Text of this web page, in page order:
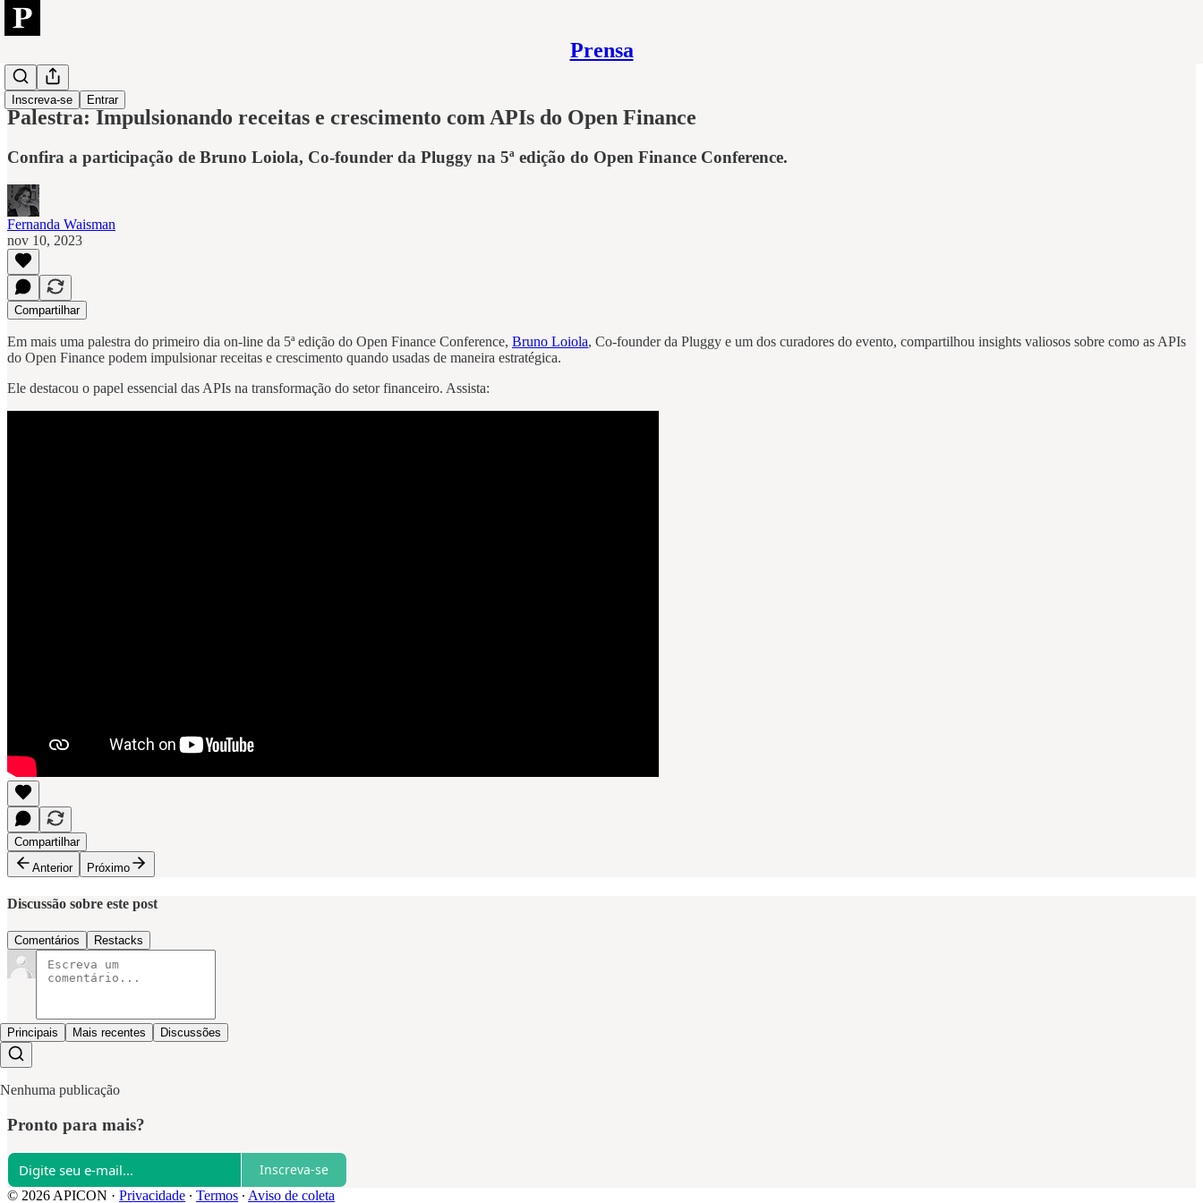
Prensa
Inscreva-se Entrar
Open
Palestra: Impulsionando receitas e crescimento com APIs do Open Finance
Confira a participação de Bruno Loiola, Co-founder da Pluggy na 5ª edição do Open Finance Conference.
Fernanda Waisman
nov 10, 2023
Compartilhar
Em mais uma palestra do primeiro dia on-line da 5ª edição do Open Finance Conference, Bruno Loiola, Co-founder da Pluggy e um dos curadores do evento, compartilhou insights valiosos sobre como as APIs
do Open Finance podem impulsionar receitas e crescimento quando usadas de maneira estratégica.
Ele destacou o papel essencial das APIs na transformação do setor financeiro. Assista:
Compartilhar
Anterior
Próximo
Discussão sobre este post
Comentários Restacks
Principais Mais recentes Discussões
Nenhuma publicação
Pronto para mais?
Inscreva-se
© 2026 APICON · Privacidade ∙ Termos ∙ Aviso de coleta